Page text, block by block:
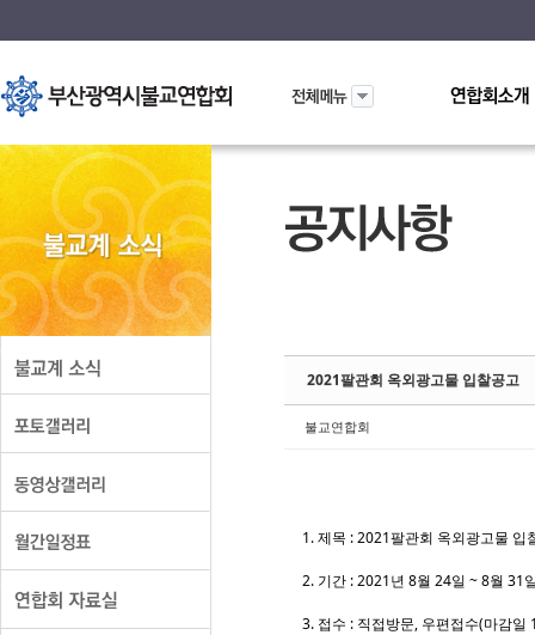
2021팔관회 옥외광고물 입찰공고
불교연합회
1. 제목 : 2021팔관회 옥외광고물 입
2. 기간 : 2021년 8월 24일 ~ 8월 31
3. 접수 : 직접방문, 우편접수(마감일
Sketchbook5,
Sketchbook5,